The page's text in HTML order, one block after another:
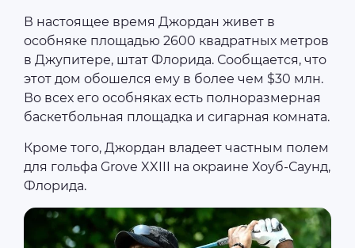
В настоящее время Джордан живет в
особняке площадью 2600 квадратных метров
в Джупитере, штат Флорида. Сообщается, что
этот дом обошелся ему в более чем $30 млн.
Во всех его особняках есть полноразмерная
баскетбольная площадка и сигарная комната.
Кроме того, Джордан владеет частным полем
для гольфа Grove XXIII на окраине Хоуб-Саунд,
Флорида.